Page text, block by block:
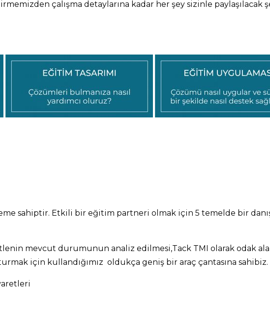
çalışma detaylarına kadar her şey sizinle paylaşılacak
sahiptir. Etkili bir eğitim partneri olmak için 5 temelde bir d
mevcut durumunun analiz edilmesi,Tack TMI olarak odak
için kullandığımız oldukça geniş bir araç çantasına sahibiz.